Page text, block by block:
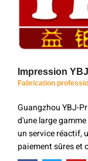
Impression YBJ
Fabrication
Guangzhou YBJ-
d'une large
un service réactif,
paiement sûres et